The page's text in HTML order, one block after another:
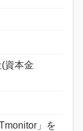
資本金
」を